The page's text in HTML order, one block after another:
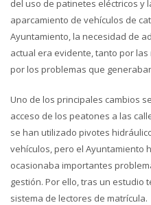
del uso de patinetes eléctricos y
aparcamiento de vehículos de
Ayuntamiento, la necesidad de
actual era evidente, tanto por
por los problemas que
Uno de los principales cambios
acceso de los peatones a las
se han utilizado pivotes
vehículos, pero el Ayuntamiento
ocasionaba importantes
gestión. Por ello, tras un estudio
sistema de lectores de matrícula.